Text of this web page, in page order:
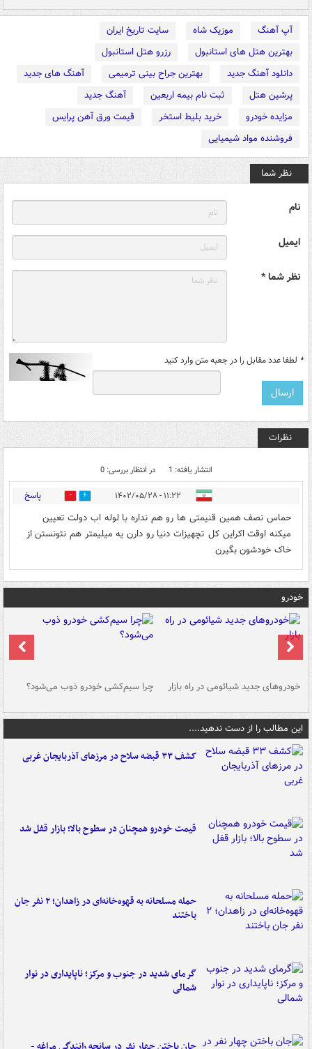
آپ آهنگ موزیک شاه
سایت تاریخ ایران
بهترین هتل های استانبول
رزرو هتل استانبول
دانلود آهنگ جدید
بهترین جراح بینی ترمیمی
آهنگ های جدید
پرشین هتل
ثبت نام بیمه اربعین
آهنگ جدید
مزایده خودرو
خرید بلیط استخر
قیمت ورق آهن پرایس
فروشنده مواد شیمیایی
نظر شما
نام
ایمیل
نظر شما *
* لطفا عدد مقابل را در جعبه متن وارد کنید
نظرات
انتشار یافته: 1 در انتظار بررسی: 0
۱۱:۲۲ - ۱۴۰۲/۰۵/۲۸ 0 پاسخ
حماس نصف همین قنیمتی ها رو هم نداره با لوله اب دولت تعیین
میکنه اوقت اکراین کل تچهیزات دنیا رو دارن یه میلیمتر هم نتونستن از
خاک خودشون بگیرن
خودرو
خودروهای جدید شیائومی در راه بازار چرا سیم‌کشی خودرو ذوب می‌شود؟
این مطالب را از دست ندهید....
کشف ۳۳ قبضه سلاح در مرزهای آذربایجان غربی
قیمت خودرو همچنان در سطوح بالا؛ بازار قفل شد
حمله مسلحانه به قهوه‌خانه‌ای در زاهدان؛ ۲ نفر جان
باختند
گرمای شدید در جنوب و مرکز؛ ناپایداری در نوار
شمالی